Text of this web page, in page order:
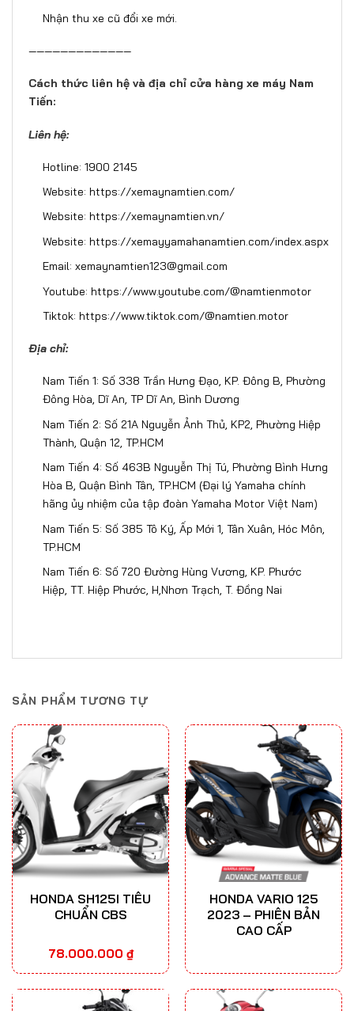
Nhận thu xe cũ đổi xe mới.
—————————————
Cách thức liên hệ và địa chỉ cửa hàng xe máy Nam
Tiến:
Liên hệ:
Hotline: 1900 2145
Website:https://xemaynamtien.com/
Website:https://xemaynamtien.vn/
Website:https://xemayyamahanamtien.com/index.aspx
Email: xemaynamtien123@gmail.com
Youtube:https://www.youtube.com/@namtienmotor
Tiktok:https://www.tiktok.com/@namtien.motor
Địa chỉ:
Nam Tiến 1: Số 338 Trần Hưng Đạo, KP. Đông B, Phường
Đông Hòa, Dĩ An, TP Dĩ An, Bình Dương
Nam Tiến 2: Số 21A Nguyễn Ảnh Thủ, KP2, Phường Hiệp
Thành, Quận 12, TP.HCM
Nam Tiến 4: Số 463B Nguyễn Thị Tú, Phường Bình Hưng
Hòa B, Quận Bình Tân, TP.HCM (Đại lý Yamaha chính
hãng ủy nhiệm của tập đoàn Yamaha Motor Việt Nam)
Nam Tiến 5: Số 385 Tô Ký, Ấp Mới 1, Tân Xuân, Hóc Môn,
TP.HCM
Nam Tiến 6: Số 720 Đường Hùng Vương, KP. Phước
Hiệp, TT. Hiệp Phước, H,Nhơn Trạch, T. Đồng Nai​​​
SẢN PHẨM TƯƠNG TỰ
HONDA SH125I TIÊU
CHUẨN CBS
78.000.000 ₫
HONDA VARIO 125
2023 – PHIÊN BẢN
CAO CẤP